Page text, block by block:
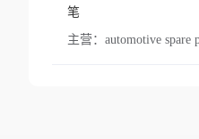
笔
主营： automotive spare